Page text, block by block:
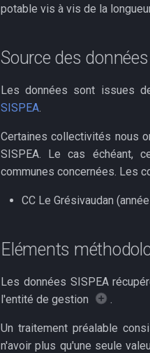
potable vis à vis de la
Source des données
Les données sont issues
SISPEA.
Certaines collectivités nous
SISPEA. Le cas échéant,
communes concernées. Les
CC Le Grésivaudan
Eléments
Les données SISPEA
l'entité de gestion
.
Un traitement préalable
n'avoir plus qu'une seule